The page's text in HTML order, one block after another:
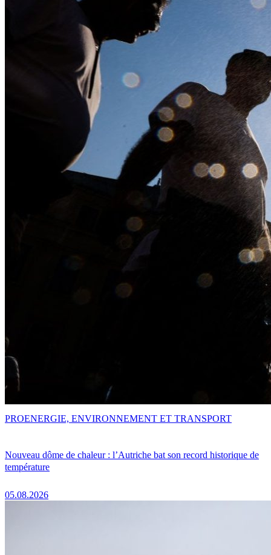
Nouveau dôme de chaleur : l’Autriche bat son record historique de
température
05.08.2026
PROENERGIE, ENVIRONNEMENT ET TRANSPORT